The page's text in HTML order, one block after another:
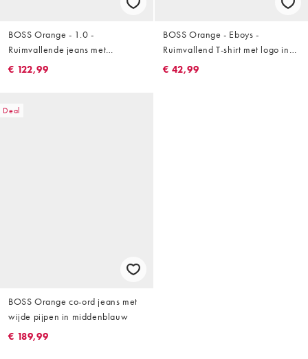
BOSS Orange - 1.0 -
Ruimvallende jeans met
ballonpijpen in lichtblauw
€ 122,99
BOSS Orange - Eboys -
Ruimvallend T-shirt met logo in
beige
€ 42,99
Deal
BOSS Orange co-ord jeans met
wijde pijpen in middenblauw
€ 189,99